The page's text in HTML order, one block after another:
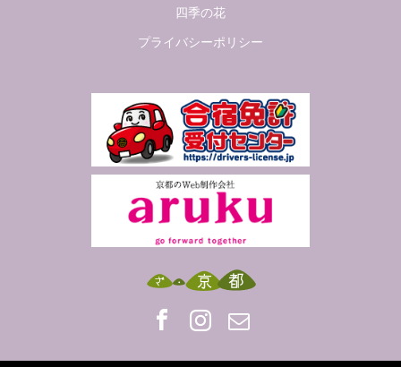
四季の花
プライバシーポリシー
Mail